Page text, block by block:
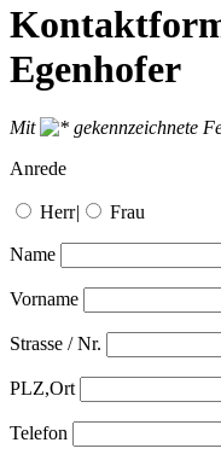
Egenhofer
Mit
gekennzeichnete
Anrede
Herr| Frau
Name
Vorname
Strasse / Nr.
PLZ,Ort
Telefon